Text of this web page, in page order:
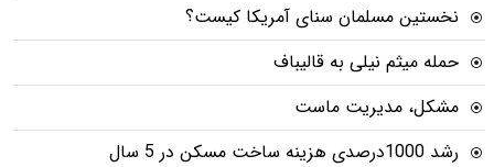
نخستین مسلمان سنای آمریکا کیست؟
حمله میثم نیلی به قالیباف
مشکل، مدیریت ماست
رشد 1000درصدی هزینه ساخت مسکن در 5 سال